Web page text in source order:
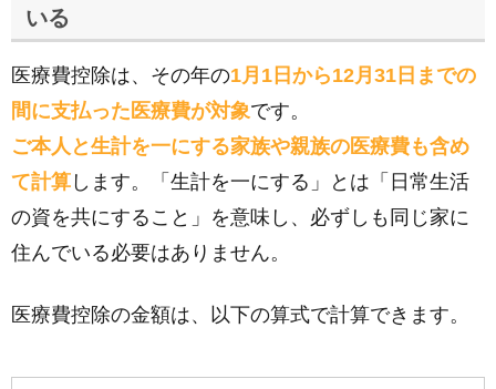
いる
医療費控除は、その年の1月1日から12月31日までの
間に支払った医療費が対象です。
ご本人と生計を一にする家族や親族の医療費も含め
て計算 します。「生計を一にする」とは「日常生活
の資を共にすること」を意味し、必ずしも同じ家に
住んでいる必要はありません。
医療費控除の金額は、以下の算式で計算できます。